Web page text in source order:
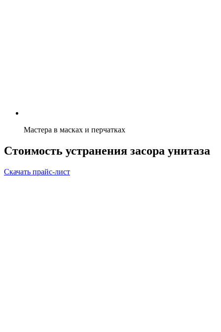
Мастера в масках и перчатках
Стоимость устранения засора унитаза
Скачать прайс-лист